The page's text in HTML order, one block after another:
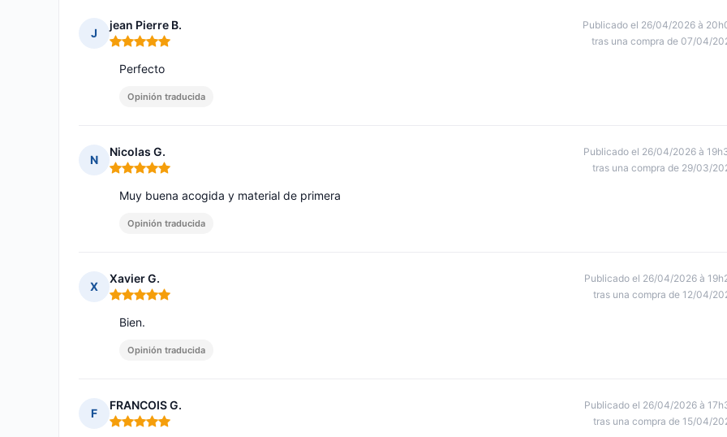
J
jean Pierre B.
Nota: 5 de 5
Publicado el 26/04/2026 à
tras una compra de 07/04/
Perfecto
Opinión traducida
N
Nicolas G.
Nota: 5 de 5
Publicado el 26/04/2026 à
tras una compra de 29/03/
Muy buena acogida y material de primera
Opinión traducida
X
Xavier G.
Nota: 5 de 5
Publicado el 26/04/2026 à
tras una compra de 12/04/
Bien.
Opinión traducida
F
FRANCOIS G.
Nota: 5 de 5
Publicado el 26/04/2026 à
tras una compra de 15/04/